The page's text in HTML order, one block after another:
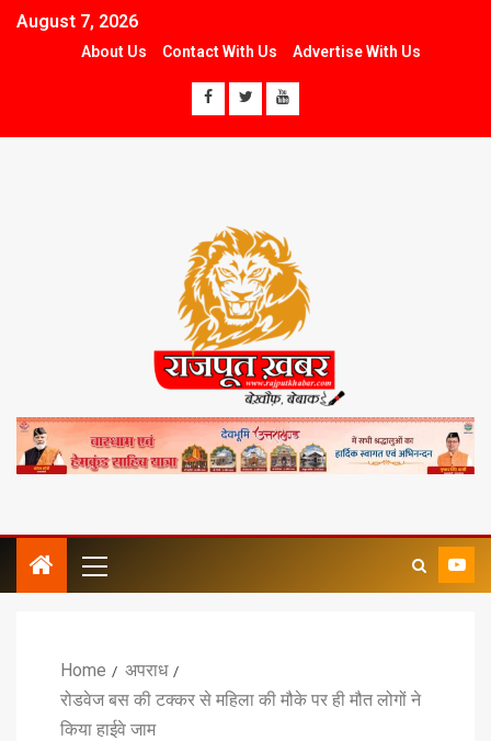
August 7, 2026
About Us Contact With Us Advertise With Us
Home
अपराध
रोडवेज बस की टक्कर से महिला की मौके पर ही मौत लोगों ने
किया हाईवे जाम